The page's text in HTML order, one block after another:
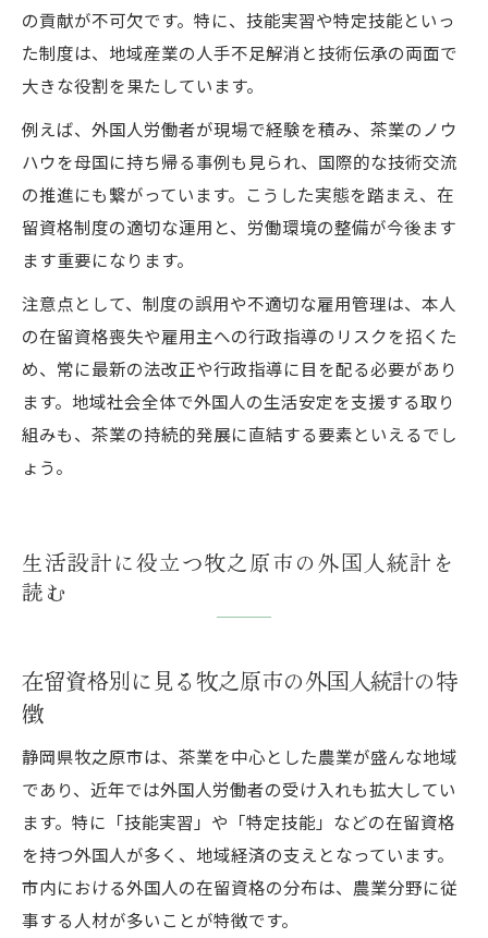
の貢献が不可欠です。特に、技能実習や特定技能といっ
た制度は、地域産業の人手不足解消と技術伝承の両面で
大きな役割を果たしています。
例えば、外国人労働者が現場で経験を積み、茶業のノウ
ハウを母国に持ち帰る事例も見られ、国際的な技術交流
の推進にも繋がっています。こうした実態を踏まえ、在
留資格制度の適切な運用と、労働環境の整備が今後ます
ます重要になります。
注意点として、制度の誤用や不適切な雇用管理は、本人
の在留資格喪失や雇用主への行政指導のリスクを招くた
め、常に最新の法改正や行政指導に目を配る必要があり
ます。地域社会全体で外国人の生活安定を支援する取り
組みも、茶業の持続的発展に直結する要素といえるでし
ょう。
生活設計に役立つ牧之原市の外国人統計を
読む
在留資格別に見る牧之原市の外国人統計の特
徴
静岡県牧之原市は、茶業を中心とした農業が盛んな地域
であり、近年では外国人労働者の受け入れも拡大してい
ます。特に「技能実習」や「特定技能」などの在留資格
を持つ外国人が多く、地域経済の支えとなっています。
市内における外国人の在留資格の分布は、農業分野に従
事する人材が多いことが特徴です。